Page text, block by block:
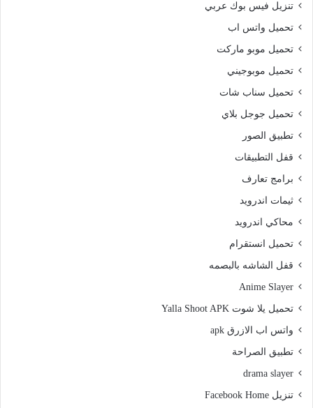
تنزيل فيس بوك عربي
تحميل واتس اب
تحميل موبو ماركت
تحميل موبوجيني
تحميل سناب شات
تحميل جوجل بلاي
تطبيق الصور
قفل التطبيقات
برامج تعارف
ثيمات اندرويد
محاكي اندرويد
تحميل انستقرام
قفل الشاشه بالبصمه
Anime Slayer
تحميل يلا شوت Yalla Shoot APK
واتس اب الازرق apk
تطبيق الصراحة
drama slayer
تنزيل Facebook Home